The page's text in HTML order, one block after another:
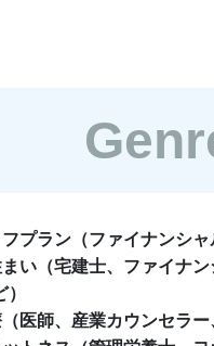
プラン（ファイナンシ
い（宅建士、ファイナ
医師、産業カウンセラー